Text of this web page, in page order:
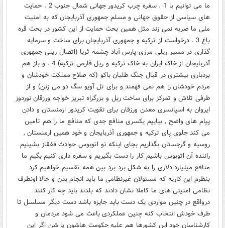
ما می توانیم با 1 . سفره چرب کریدور جهانی شمال جنوب 2 . حمایت
های سیاسی از حقوق جهانی و مسلم جمهوری آذربایجان که به امنیت
ملی ما ضربه نمی زند مثل همین بحث حمایت از این کشور در بحث قره
باغ 3 . درخواست از ترکیه و جمهوری آذربایجان برای ساخت و سرمایه
گذاری در مسیر ریلی مرزی پارس آباد چشمه ثریا (اتصال ریلی جمهوری
آذربایجان از خاک ایران به خاک ترکیه و ریل قارص ترکیه) 4 . و باز هم
بردباری بیشتری در قبال جنگ طلبان باکو (که صلاح مملکت خودشان و
مردم خودشان را هم نمی فهمند و برای تل آویو سگ دو می زنن) و از
طرفی تلاش و تمرکز برای ساخت ریل و بزرگراه تبریز خواجه ورزقان نوردوز
ایروان به اسپانسری معدن ورزقان برای تقویت کریدور ارمنستان و دادن
پیام های واضح , بیاییم یکسری منافع جدی که منافع ما را هم تامین
می کند جلوی پای ترکیه و جمهوری آذربایجان و خود همین ارمنستان ,
روسیه و گرجستان بگذاریم بجای اینکه تو اتوبوس حوادث قفقاز بشینیم
راننده آن اتوبوس باشیم کار را دست بگیریم و سفره داری کنیم بگیم ما
منافع میلیارد دلاری را به شکل برد برد بین همه تقسیم خواهیم کرد
بنظرم این کاریه که مسئولان غیرنظامی ما باید انجام بدن و حالا اونطرف
نظامی امنیتی های ما کاملا نشان دادند که بلدند باید چه کار کنند
درواقع در چنین مواردی یک دست باید جایزه باشد دست دیگر مسلسل تا
طرف خودش انتخاب کنه چنین عملکردی باعث می شود مردمان و
کارشناسان خود این کشورها هم علیه حکومت هاشون پا شن اگر این